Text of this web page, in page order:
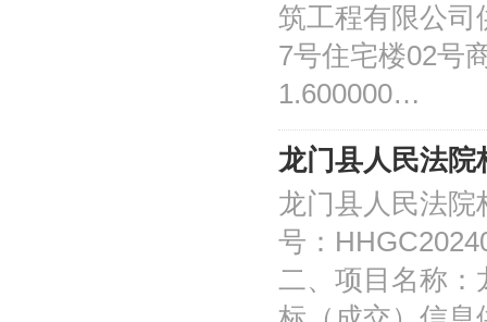
筑工程有限公司
7号住宅楼02号
1.600000…
龙门县人民法
龙门县人民法
号：
二、项目名称：